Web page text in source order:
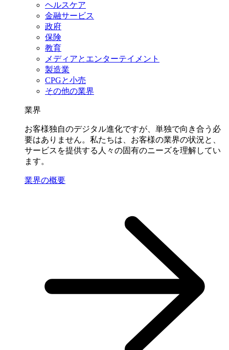
ヘルスケア
金融サービス
政府
保険
教育
メディアとエンターテイメント
製造業
CPGと小売
その他の業界
業界
お客様独自のデジタル進化ですが、単独で向き合う必
要はありません。私たちは、お客様の業界の状況と、
サービスを提供する人々の固有のニーズを理解してい
ます。
業界の概要